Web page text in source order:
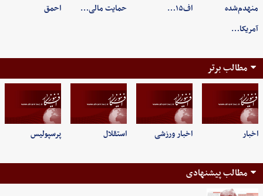
منهدم‌شده
آمریکا…
اف۱۵… حمایت مالی… احمق
مطالب برتر
اخبار اخبار ورزشی استقلال پرسپولیس
مطالب پیشنهادی